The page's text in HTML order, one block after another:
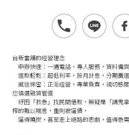
台新當舖的經營理念
申辦快速： 一通電話，專人服務，資料備
還款輕鬆： 超低利率，按月計息，分期攤
誠信保密： 正派經營，專業負責，親切態
您慎選融資管道
紓困「救急」找民間借款，無疑是「請鬼
榨的難以喘息，重則被逼債，
逼得燒炭，甚至走上絕路的悲劇，值得急